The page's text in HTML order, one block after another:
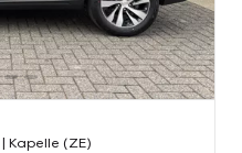
| Kapelle (ZE)